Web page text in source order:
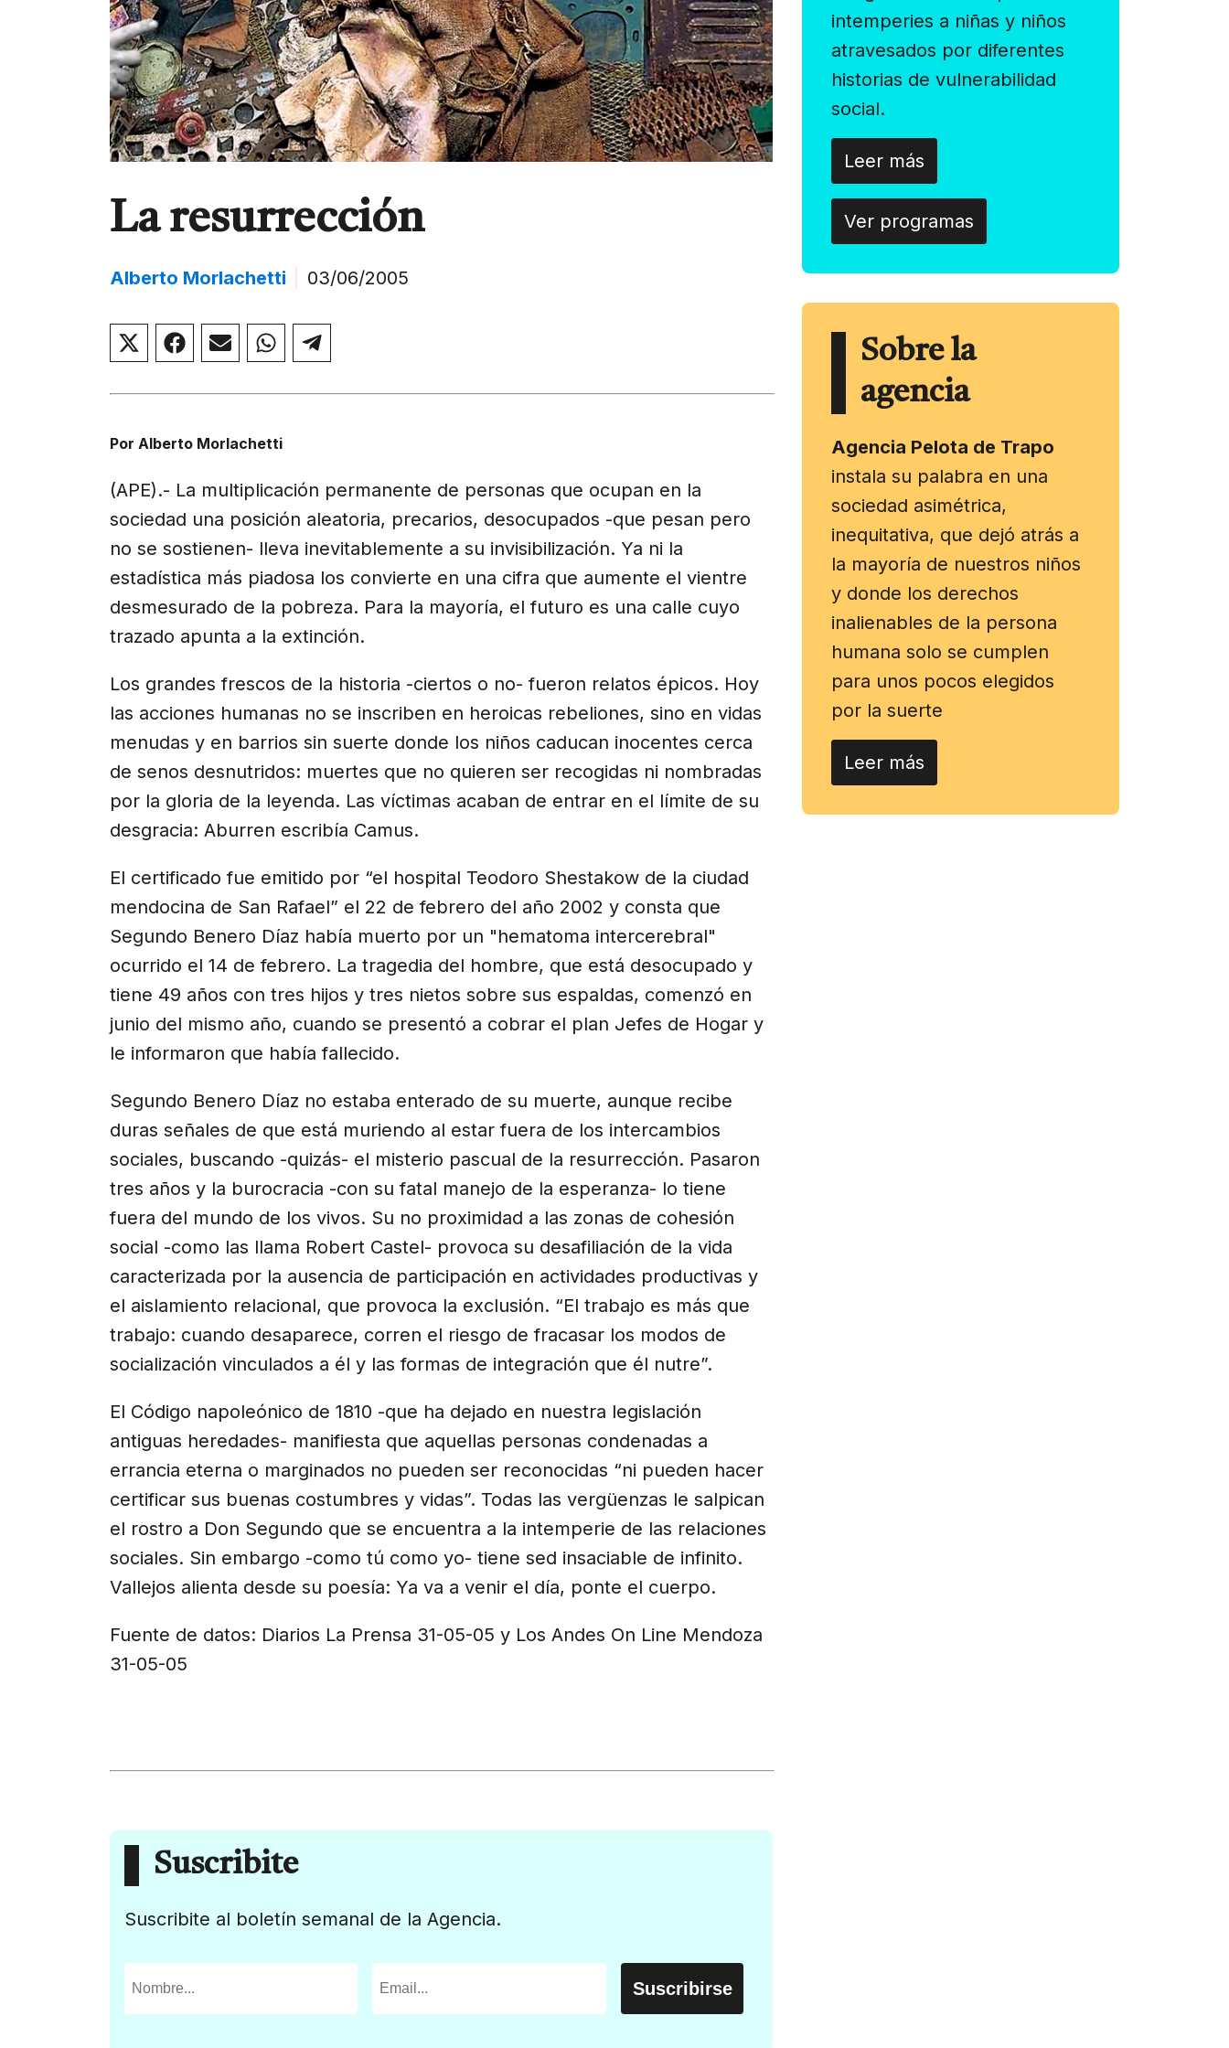
La resurrección
Alberto Morlachetti 03/06/2005
Compartir
en
(Twitter)
Compartir
en
Compartir
en
Compartir
en
Compartir
en
Por Alberto Morlachetti
(APE).- La multiplicación permanente de personas que ocupan en la
sociedad una posición aleatoria, precarios, desocupados -que pesan pero
no se sostienen- lleva inevitablemente a su invisibilización. Ya ni la
estadística más piadosa los convierte en una cifra que aumente el vientre
desmesurado de la pobreza. Para la mayoría, el futuro es una calle cuyo
trazado apunta a la extinción.
Los grandes frescos de la historia -ciertos o no- fueron relatos épicos. Hoy
las acciones humanas no se inscriben en heroicas rebeliones, sino en vidas
menudas y en barrios sin suerte donde los niños caducan inocentes cerca
de senos desnutridos: muertes que no quieren ser recogidas ni nombradas
por la gloria de la leyenda. Las víctimas acaban de entrar en el límite de su
desgracia: Aburren escribía Camus.
El certificado fue emitido por “el hospital Teodoro Shestakow de la ciudad
mendocina de San Rafael” el 22 de febrero del año 2002 y consta que
Segundo Benero Díaz había muerto por un "hematoma intercerebral"
ocurrido el 14 de febrero. La tragedia del hombre, que está desocupado y
tiene 49 años con tres hijos y tres nietos sobre sus espaldas, comenzó en
junio del mismo año, cuando se presentó a cobrar el plan Jefes de Hogar y
le informaron que había fallecido.
Segundo Benero Díaz no estaba enterado de su muerte, aunque recibe
duras señales de que está muriendo al estar fuera de los intercambios
sociales, buscando -quizás- el misterio pascual de la resurrección. Pasaron
tres años y la burocracia -con su fatal manejo de la esperanza- lo tiene
fuera del mundo de los vivos. Su no proximidad a las zonas de cohesión
social -como las llama Robert Castel- provoca su desafiliación de la vida
caracterizada por la ausencia de participación en actividades productivas y
el aislamiento relacional, que provoca la exclusión. “El trabajo es más que
trabajo: cuando desaparece, corren el riesgo de fracasar los modos de
socialización vinculados a él y las formas de integración que él nutre”.
El Código napoleónico de 1810 -que ha dejado en nuestra legislación
antiguas heredades- manifiesta que aquellas personas condenadas a
errancia eterna o marginados no pueden ser reconocidas “ni pueden hacer
certificar sus buenas costumbres y vidas”. Todas las vergüenzas le salpican
el rostro a Don Segundo que se encuentra a la intemperie de las relaciones
sociales. Sin embargo -como tú como yo- tiene sed insaciable de infinito.
Vallejos alienta desde su poesía: Ya va a venir el día, ponte el cuerpo.
Fuente de datos: Diarios La Prensa 31-05-05 y Los Andes On Line Mendoza
31-05-05
Suscribite
Suscribite al boletín semanal de la Agencia.
intemperies a niñas y niños
atravesados por diferentes
historias de vulnerabilidad
social.
Leer más
Ver programas
Sobre la
agencia
Agencia Pelota de Trapo
instala su palabra en una
sociedad asimétrica,
inequitativa, que dejó atrás a
la mayoría de nuestros niños
y donde los derechos
inalienables de la persona
humana solo se cumplen
para unos pocos elegidos
por la suerte
Leer más